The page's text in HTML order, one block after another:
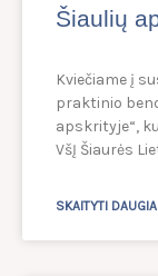
Šiaulių
Kviečiame į
praktinio
apskrityje“,
VšĮ Šiaurės
SKAITYTI